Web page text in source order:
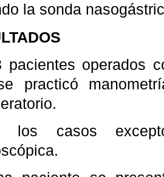
la sonda
pacientes operados
practicó
los casos